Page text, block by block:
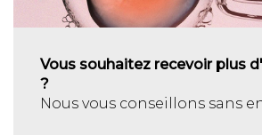
Vous souhaitez recevoir plus
?
Nous vous conseillons sans